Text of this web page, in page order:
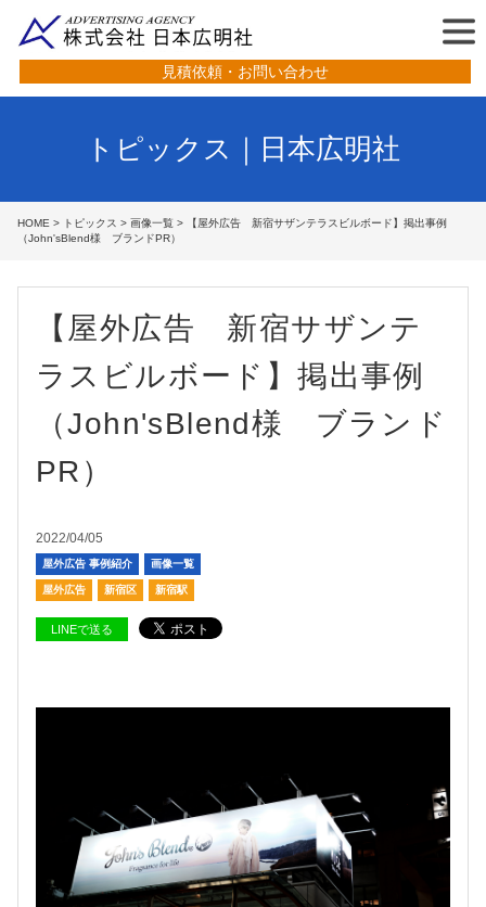
見積依頼・お問い合わせ
トピックス｜日本広明社
HOME > トピックス > 画像一覧 > 【屋外広告 新宿サザンテラスビルボード】掲出事例
（John'sBlend様 ブランドPR）
【屋外広告 新宿サザンテ
ラスビルボード】掲出事例
（John'sBlend様 ブランド
PR）
2022/04/05
屋外広告 事例紹介 画像一覧
屋外広告 新宿区 新宿駅
LINEで送る